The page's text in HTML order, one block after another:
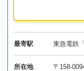
最寄駅 東急電鉄
所在地
〒158-